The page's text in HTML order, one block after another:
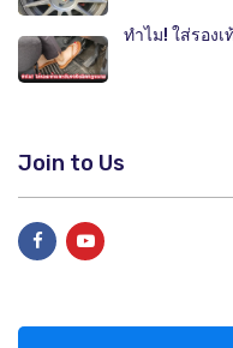
ทำไม! ใส่รอง
Join to Us